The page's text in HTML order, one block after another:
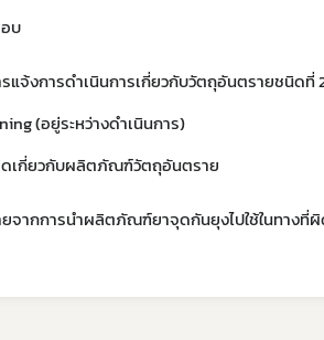
บ
แจ้งการดำเนินการเกี่ยวกับวัตถุอันตรายชนิดที่
(อยู่ระหว่างดำเนินการ)
เกี่ยวกับผลิตภัณฑ์วัตถุอันตราย
จากการนำผลิตภัณฑ์ยาจุดกันยุงไปใช้ในทางที่